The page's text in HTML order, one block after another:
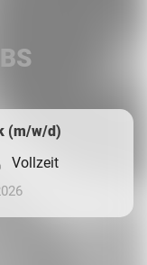
(m/w/d)
Vollzeit